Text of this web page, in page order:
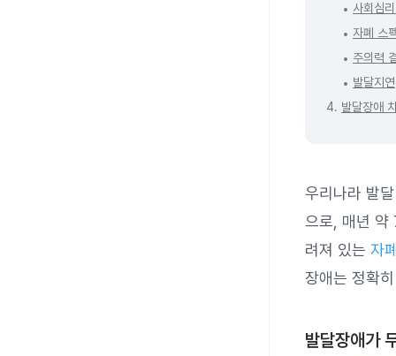
사회심
자폐 스
주의력
발달지연
4. 발달장애
우리나라 발
으로, 매년 약
려져 있는 자
장애는 정확
발달장애가